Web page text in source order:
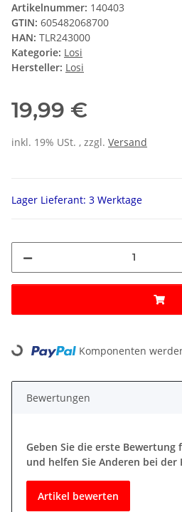
Artikelnummer: 140403
GTIN: 605482068700
HAN: TLR243000
Kategorie: Losi
Hersteller: Losi
19,99 €
inkl. 19% USt. , zzgl. Versand
Lager Lieferant: 3 Werktage
Loading... Komponenten
Bewertungen
Geben Sie die erste Bewertung
und helfen Sie Anderen bei der
Artikel bewerten